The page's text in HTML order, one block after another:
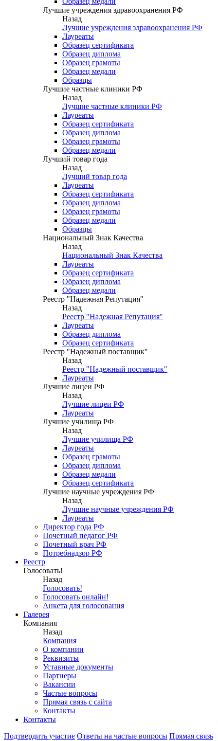
Лучшие учреждения здравоохранения РФ
Назад
Лучшие учреждения здравоохранения РФ
Лауреаты
Образец сертификата
Образец диплома
Образец грамоты
Образец медали
Образцы
Лучшие частные клиники РФ
Назад
Лучшие частные клиники РФ
Лауреаты
Образец сертификата
Образец диплома
Образец грамоты
Образец медали
Лучший товар года
Назад
Лучший товар года
Лауреаты
Образец сертификата
Образец диплома
Образец грамоты
Образец медали
Образцы
Национальный Знак Качества
Назад
Национальный Знак Качества
Лауреаты
Образец сертификата
Образец диплома
Образец медали
Реестр "Надежная Репутация"
Назад
Реестр "Надежная Репутация"
Лауреаты
Образец диплома
Образец сертификата
Реестр "Надежный поставщик"
Назад
Реестр "Надежный поставщик"
Лауреаты
Лучшие лицеи РФ
Назад
Лучшие лицеи РФ
Лауреаты
Лучшие училища РФ
Назад
Лучшие училища РФ
Лауреаты
Образец грамоты
Образец диплома
Образец медали
Образец сертификата
Лучшие научные учреждения РФ
Назад
Лучшие научные учреждения РФ
Лауреаты
Директор года РФ
Почетный педагог РФ
Почетный врач РФ
Потребнадзор РФ
Реестр
Голосовать!
Назад
Голосовать!
Голосовать онлайн!
Анкета для голосования
Галерея
Компания
Назад
Компания
О компании
Реквизиты
Уставные документы
Партнеры
Вакансии
Частые вопросы
Прямая связь с сайта
Контакты
Контакты
Подтвердить участие Ответы на частые вопросы Прямая связь